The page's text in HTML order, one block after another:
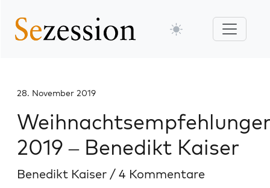
28. November 2019
2019 – Benedikt Kaiser
Benedikt Kaiser / 4 Kommentare